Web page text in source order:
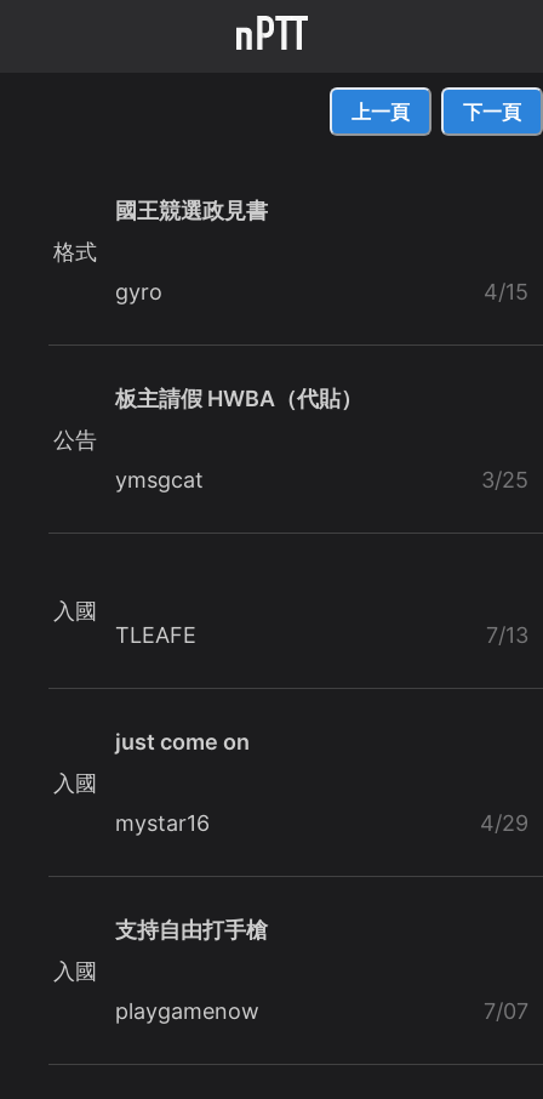
上一頁 下一頁
格式
國王競選政見書
gyro 4/15
公告
板主請假 HWBA（代貼）
ymsgcat 3/25
入國
TLEAFE
7/13
入國
just come on
mystar16 4/29
入國
支持自由打手槍
playgamenow 7/07